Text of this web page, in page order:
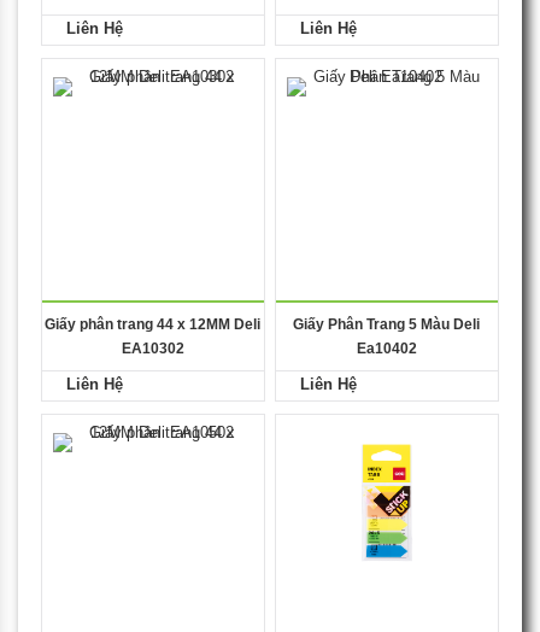
Liên Hệ Liên Hệ
Giấy phân trang 44 x 12MM Deli
EA10302
Liên Hệ
Giấy Phân Trang 5 Màu Deli
Ea10402
Liên Hệ